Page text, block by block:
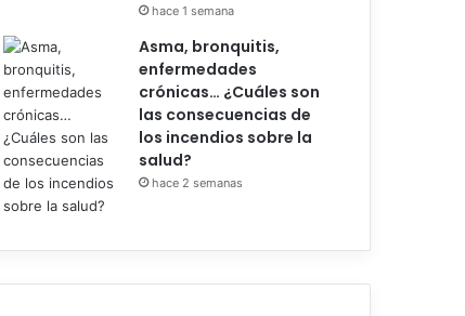
hace 1 semana
Asma, bronquitis,
enfermedades
crónicas… ¿Cuáles son
las consecuencias de
los incendios sobre la
salud?
hace 2 semanas